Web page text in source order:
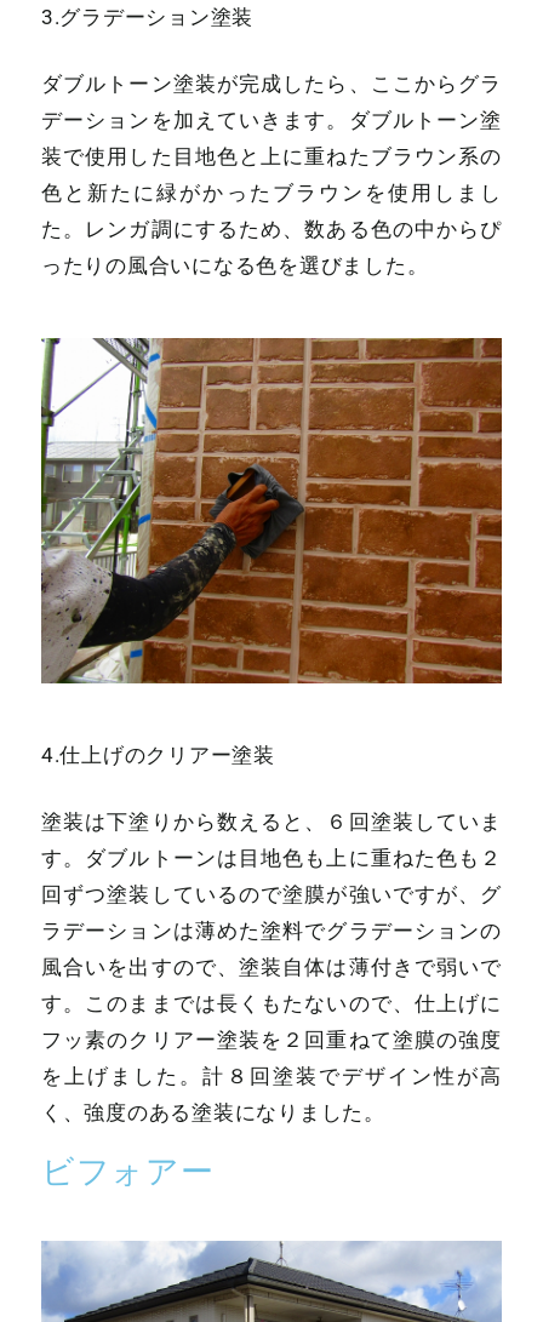
3.グラデーション塗装
ダブルトーン塗装が完成したら、ここからグラ
デーションを加えていきます。ダブルトーン塗
装で使用した目地色と上に重ねたブラウン系の
色と新たに緑がかったブラウンを使用しまし
た。レンガ調にするため、数ある色の中からぴ
ったりの風合いになる色を選びました。
4.仕上げのクリアー塗装
塗装は下塗りから数えると、６回塗装していま
す。ダブルトーンは目地色も上に重ねた色も２
回ずつ塗装しているので塗膜が強いですが、グ
ラデーションは薄めた塗料でグラデーションの
風合いを出すので、塗装自体は薄付きで弱いで
す。このままでは長くもたないので、仕上げに
フッ素のクリアー塗装を２回重ねて塗膜の強度
を上げました。計８回塗装でデザイン性が高
く、強度のある塗装になりました。
ビフォアー